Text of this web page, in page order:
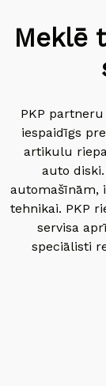
Meklē
PKP
iespaidīgs
artikulu
auto
automašīnām,
tehnikai. PKP
servisa
speciālisti